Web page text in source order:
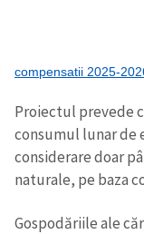
compensatii 2025-
Proiectul prevede
consumul lunar de
considerare doar
naturale, pe baza
Gospodăriile ale